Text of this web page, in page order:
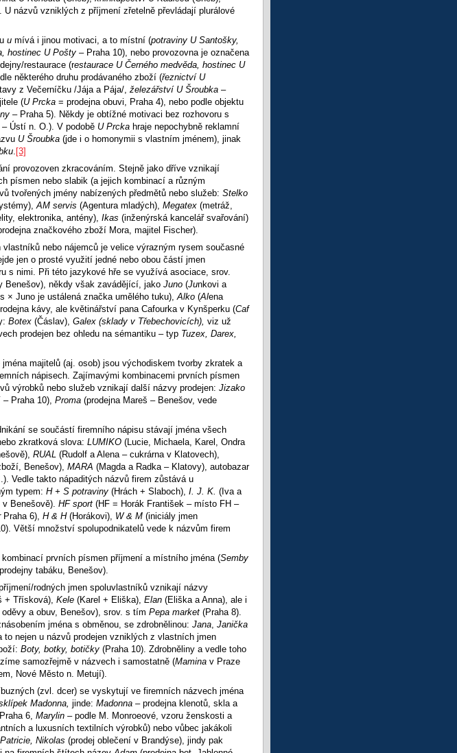
U názvů vzniklých z příjmení zřetelně převládají plurálové
u mívá i jinou motivaci, a to místní (potraviny U Santošky,
hostinec U Pošty – Praha 10), nebo provozovna je označena
restaurace (restaurace U Černého medvěda, hostinec U
některého druhu prodávaného zboží (řeznictví U
z Večerníčku /Jája a Pája/, železářství U Šroubka –
(U Prcka = prodejna obuvi, Praha 4), nebo podle objektu
– Praha 5). Někdy je obtížné motivaci bez rozhovoru s
– Ústí n. O.). V podobě U Prcka hraje nepochybně reklamní
U Šroubka (jde i o homonymii s vlastním jménem), jinak
. [3]
provozoven zkracováním. Stejně jako dříve vznikají
písmen nebo slabik (a jejich kombinací a různým
tvořených jmény nabízených předmětů nebo služeb: Stelko
AM servis (Agentura mladých), Megatex (metráž,
elektronika, antény), Ikas (inženýrská kancelář svařování)
značkového zboží Mora, majitel Fischer).
vlastníků nebo nájemců je velice výrazným rysem současné
jen o prosté využití jedné nebo obou částí jmen
s nimi. Při této jazykové hře se využívá asociace, srov.
Benešov), někdy však zavádějící, jako Juno (Junkovi a
× Juno je ustálená značka umělého tuku),Alko (Alena
kávy, ale květinářství pana Cafourka v Kynšperku (Caf
Botex (Čáslav), Galex (sklady v Třebechovicích), viz už
prodejen bez ohledu na sémantiku – typ Tuzex, Darex,
majitelů (aj. osob) jsou východiskem tvorby zkratek a
nápisech. Zajímavými kombinacemi prvních písmen
výrobků nebo služeb vznikají další názvy prodejen: Jizako
Praha 10), Proma (prodejna Mareš – Benešov, vede
se součástí firemního nápisu stávají jména všech
zkratková slova: LUMIKO (Lucie, Michaela, Karel, Ondra
RUAL (Rudolf a Alena – cukrárna v Klatovech),
Benešov), MARA (Magda a Radka – Klatovy), autobazar
Vedle takto nápaditých názvů firem zůstává u
typem: H + S potraviny (Hrách + Slaboch), I. J. K. (Iva a
Benešově). HF sport (HF = Horák František – místo FH –
Praha 6), H & H (Horákovi), W & M (iniciály jmen
Větší množství spolupodnikatelů vede k názvům firem
prvních písmen příjmení a místního jména (Semby
tabáku, Benešov).
rodných jmen spoluvlastníků vznikají názvy
+ Třísková), Kele (Karel + Eliška), Elan (Eliška a Anna), ale i
a obuv, Benešov), srov. s tím Pepa market (Praha 8).
jména s obměnou, se zdrobnělinou: Jana, Janička
to nejen u názvů prodejen vzniklých z vlastních jmen
Boty, botky, botičky (Praha 10). Zdrobněliny a vedle toho
samozřejmě v názvech i samostatně (Mamina v Praze
Nové Město n. Metují).
(zvl. dcer) se vyskytují ve firemních názvech jména
Madonna, jinde: Madonna – prodejna klenotů, skla a
6, Marylin – podle M. Monroeové, vzoru ženskosti a
a luxusních textilních výrobků) nebo vůbec jakákoli
Nikolas (prodej oblečení v Brandýse), jindy pak